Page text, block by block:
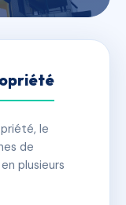
le
de
plusieurs